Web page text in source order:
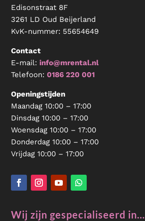
Edisonstraat 8F
3261 LD Oud Beijerland
KvK-nummer: 55654649
Contact
E-mail:info@mrental.nl
Telefoon:0186 220 001
Openingstijden
Maandag 10:00 – 17:00
Dinsdag 10:00 – 17:00
Woensdag 10:00 – 17:00
Donderdag 10:00 – 17:00
Vrijdag 10:00 – 17:00
Wij zijn gespecialiseerd in…